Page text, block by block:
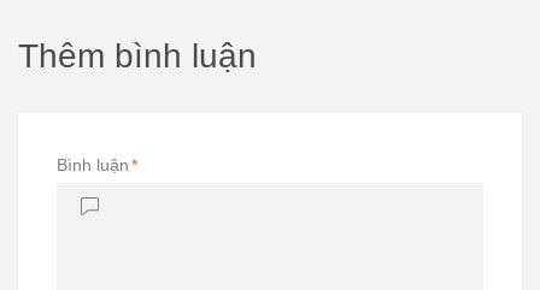
Thêm bình luận
Bình luận*